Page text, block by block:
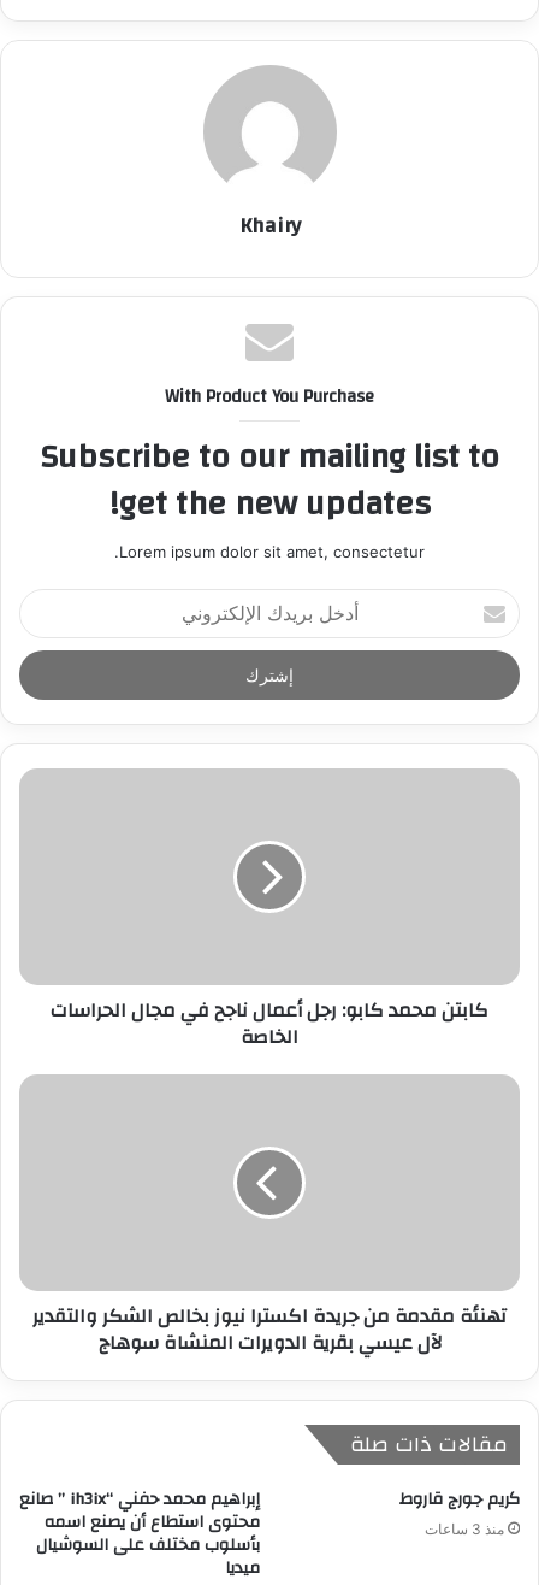
Khairy
With Product You Purchase
Subscribe to our mailing list to
get the new updates!
Lorem ipsum dolor sit amet, consectetur.
أ
د
خ
ل
ر
د
ر
كابتن محمد كابو: رجل أعمال ناجح في مجال الحراسات
الخاصة
تهنئة مقدمة من جريدة اكسترا نيوز بخالص الشكر والتقدير
لآل عيسي بقرية الدويرات المنشاة سوهاج
مقالات ذات صلة
كريم جورج قاروط
منذ 3 ساعات
إبراهيم محمد حفني “ih3ix ” صانع
محتوى استطاع أن يصنع اسمه
بأسلوب مختلف على السوشيال
ميديا